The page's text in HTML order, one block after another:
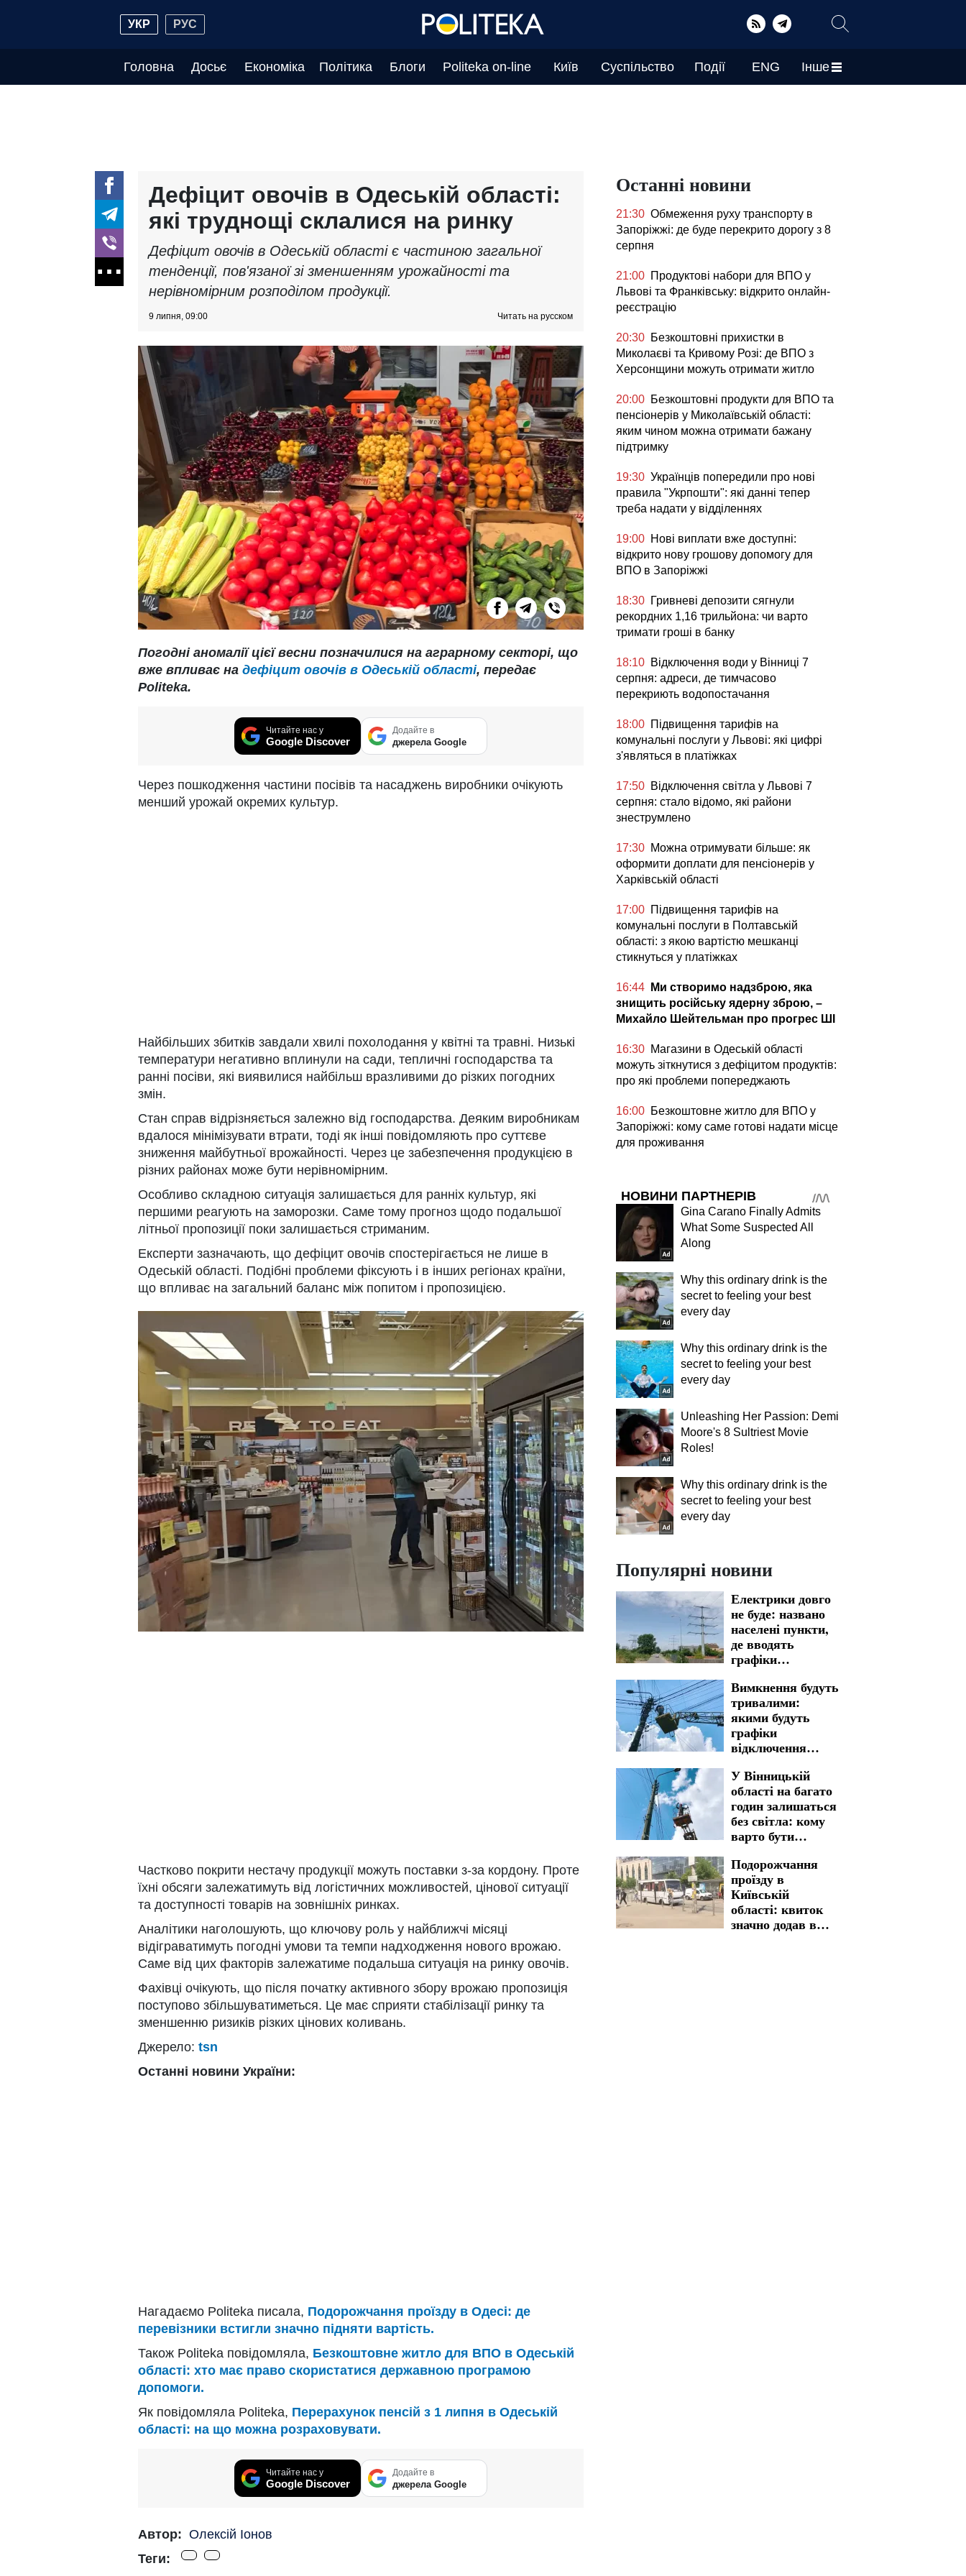
УКР РУС
Головна Досьє Економіка Політика Блоги Politeka on-line Київ Суспільство Події ENG Інше
Дефіцит овочів в Одеській області:
які труднощі склалися на ринку
Дефіцит овочів в Одеській області є частиною загальної
тенденції, пов'язаної зі зменшенням урожайності та
нерівномірним розподілом продукції.
9 липня, 09:00 Читать на русском
Погодні аномалії цієї весни позначилися на аграрному секторі, що
вже впливає на дефіцит овочів в Одеській області, передає
Politeka.
Читайте нас у
Google Discover
Додайте в
джерела Google
Через пошкодження частини посівів та насаджень виробники очікують
менший урожай окремих культур.
Найбільших збитків завдали хвилі похолодання у квітні та травні. Низькі
температури негативно вплинули на сади, тепличні господарства та
ранні посіви, які виявилися найбільш вразливими до різких погодних
змін.
Стан справ відрізняється залежно від господарства. Деяким виробникам
вдалося мінімізувати втрати, тоді як інші повідомляють про суттєве
зниження майбутньої врожайності. Через це забезпечення продукцією в
різних районах може бути нерівномірним.
Особливо складною ситуація залишається для ранніх культур, які
першими реагують на заморозки. Саме тому прогноз щодо подальшої
літньої пропозиції поки залишається стриманим.
Експерти зазначають, що дефіцит овочів спостерігається не лише в
Одеській області. Подібні проблеми фіксують і в інших регіонах країни,
що впливає на загальний баланс між попитом і пропозицією.
Частково покрити нестачу продукції можуть поставки з-за кордону. Проте
їхні обсяги залежатимуть від логістичних можливостей, цінової ситуації
та доступності товарів на зовнішніх ринках.
Аналітики наголошують, що ключову роль у найближчі місяці
відіграватимуть погодні умови та темпи надходження нового врожаю.
Саме від цих факторів залежатиме подальша ситуація на ринку овочів.
Фахівці очікують, що після початку активного збору врожаю пропозиція
поступово збільшуватиметься. Це має сприяти стабілізації ринку та
зменшенню ризиків різких цінових коливань.
Джерело: tsn
Останні новини України:
Нагадаємо Politeka писала, Подорожчання проїзду в Одесі: де
перевізники встигли значно підняти вартість.
Також Politeka повідомляла, Безкоштовне житло для ВПО в Одеській
області: хто має право скористатися державною програмою
допомоги.
Як повідомляла Politeka, Перерахунок пенсій з 1 липня в Одеській
області: на що можна розраховувати.
Читайте нас у
Google Discover
Додайте в
джерела Google
Автор: Олексій Іонов
Теги:
Останні новини
21:30 Обмеження руху транспорту в
Запоріжжі: де буде перекрито дорогу з 8
серпня
21:00 Продуктові набори для ВПО у
Львові та Франківську: відкрито онлайн-
реєстрацію
20:30 Безкоштовні прихистки в
Миколаєві та Кривому Розі: де ВПО з
Херсонщини можуть отримати житло
20:00 Безкоштовні продукти для ВПО та
пенсіонерів у Миколаївській області:
яким чином можна отримати бажану
підтримку
19:30 Українців попередили про нові
правила "Укрпошти": які данні тепер
треба надати у відділеннях
19:00 Нові виплати вже доступні:
відкрито нову грошову допомогу для
ВПО в Запоріжжі
18:30 Гривневі депозити сягнули
рекордних 1,16 трильйона: чи варто
тримати гроші в банку
18:10 Відключення води у Вінниці 7
серпня: адреси, де тимчасово
перекриють водопостачання
18:00 Підвищення тарифів на
комунальні послуги у Львові: які цифрі
з'являться в платіжках
17:50 Відключення світла у Львові 7
серпня: стало відомо, які райони
знеструмлено
17:30 Можна отримувати більше: як
оформити доплати для пенсіонерів у
Харківській області
17:00 Підвищення тарифів на
комунальні послуги в Полтавській
області: з якою вартістю мешканці
стикнуться у платіжках
16:44
Ми створимо надзброю, яка
знищить російську ядерну зброю, –
Михайло Шейтельман про прогрес ШІ
16:30 Магазини в Одеській області
можуть зіткнутися з дефіцитом продуктів:
про які проблеми попереджають
16:00 Безкоштовне житло для ВПО у
Запоріжжі: кому саме готові надати місце
для проживання
НОВИНИ ПАРТНЕРІВ
Gina Carano Finally Admits
What Some Suspected All
Along
Why this ordinary drink is the
secret to feeling your best
every day
Why this ordinary drink is the
secret to feeling your best
every day
Unleashing Her Passion: Demi
Moore's 8 Sultriest Movie
Roles!
Why this ordinary drink is the
secret to feeling your best
every day
Популярні новини
Електрики довго
не буде: названо
населені пункти,
де вводять
графіки
світла у
Кіровоградській
області на 7
серпня
Вимкнення будуть
тривалими:
якими будуть
графіки
відключення
Запоріжжі на 7
серпня
У Вінницькій
області на багато
годин залишаться
без світла: кому
варто бути
графіків
відключення на 7
серпня
Подорожчання
проїзду в
Київській
області: квиток
значно додав в